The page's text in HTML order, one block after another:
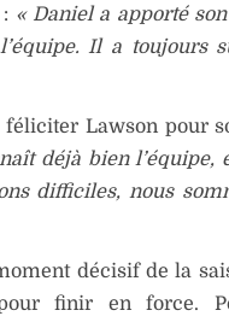
« Daniel a apporté
Il a toujours
Lawson pour
déjà bien l’équipe,
difficiles, nous
décisif de la
finir en force.